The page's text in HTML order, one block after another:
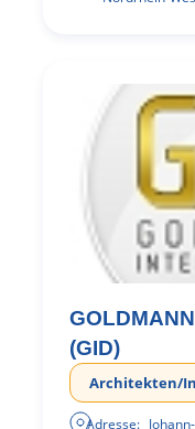
(GID)
Architekten/
Adresse: